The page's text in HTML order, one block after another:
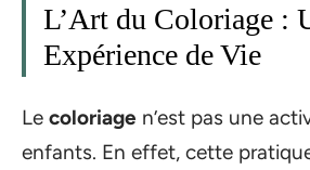
L’Art du Coloriage :
Expérience de Vie
Le coloriage n’est pas une
enfants. En effet, cette